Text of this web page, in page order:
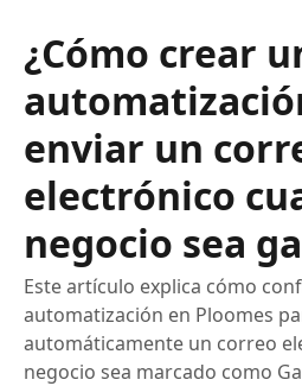
¿Cómo crear
enviar un
electrónico
negocio sea
Este artículo explica cómo
automatización en Ploomes
automáticamente un correo
negocio sea marcado como